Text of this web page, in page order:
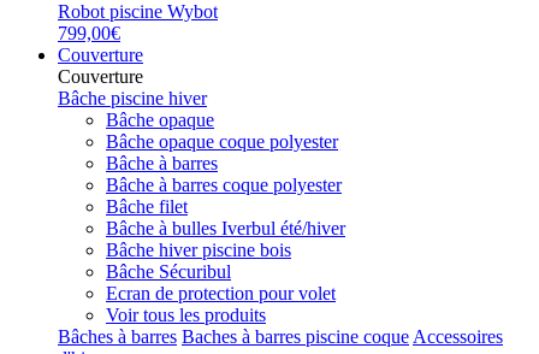
Robot piscine Wybot
799,00€
Couverture
Couverture
Bâche piscine hiver
Bâche opaque
Bâche opaque coque polyester
Bâche à barres
Bâche à barres coque polyester
Bâche filet
Bâche à bulles Iverbul été/hiver
Bâche hiver piscine bois
Bâche Sécuribul
Ecran de protection pour volet
Voir tous les produits
Bâches à barres Baches à barres piscine coque Accessoires